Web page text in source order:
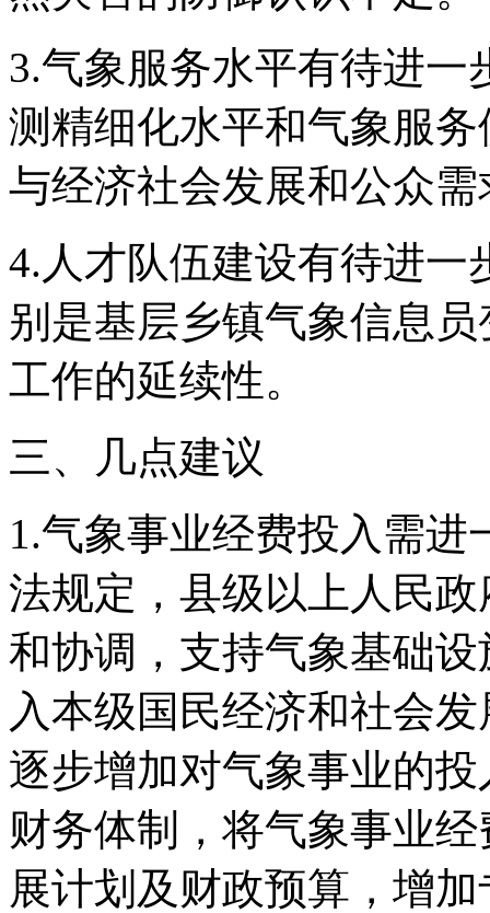
3.气象服务水平有待进
测精细化水平和气象服
与经济社会发展和公众
4.人才队伍建设有待进一
别是基层乡镇气象信息
工作的延续性。
三、几点建议
1.气象事业经费投入需
法规定，县级以上人民
和协调，支持气象基础
入本级国民经济和社会
逐步增加对气象事业的
财务体制，将气象事业
展计划及财政预算，增